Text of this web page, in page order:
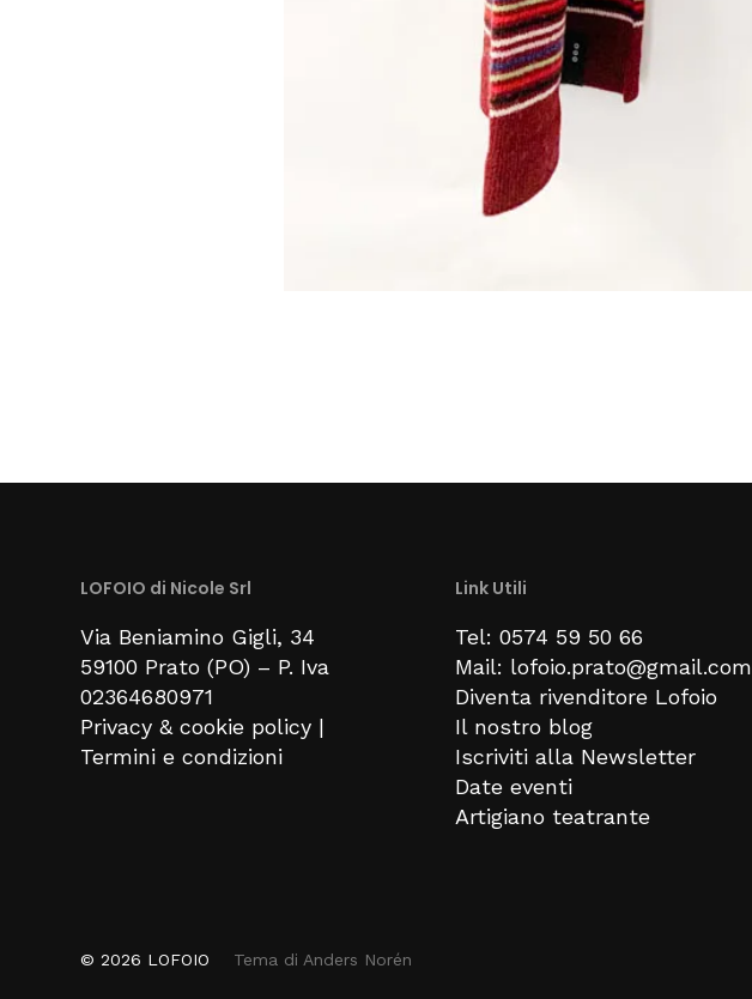
LOFOIO di Nicole Srl
Via Beniamino Gigli, 34
59100 Prato (PO) – P. Iva
02364680971
Privacy & cookie policy |
Termini e condizioni
Link Utili
Tel: 0574 59 50 66
Mail: lofoio.prato@gmail.com
Diventa rivenditore Lofoio
Il nostro blog
Iscriviti alla Newsletter
Date eventi
Artigiano teatrante
© 2026 LOFOIO Tema di Anders Norén